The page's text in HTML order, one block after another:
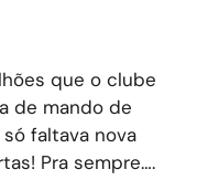
que o clube
de mando de
faltava nova
Pra sempre….